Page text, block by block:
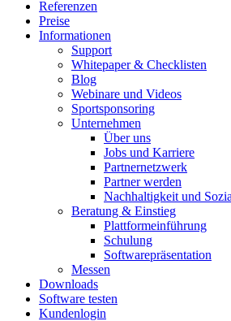
Referenzen
Preise
Informationen
Support
Whitepaper & Checklisten
Blog
Webinare und Videos
Sportsponsoring
Unternehmen
Über uns
Jobs und Karriere
Partnernetzwerk
Partner werden
Nachhaltigkeit und
Beratung & Einstieg
Plattformeinführung
Schulung
Softwarepräsentation
Messen
Downloads
Software testen
Kundenlogin